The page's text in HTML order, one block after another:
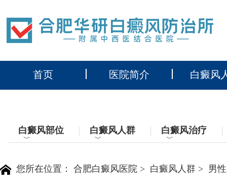
首页 医院简介 白癜风
白癜风部位
﹀
白癜风人群
﹀
白癜风治疗
﹀
您所在位置： 合肥白癜风医院 > 白癜风人群 > 男